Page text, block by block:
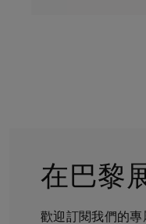
在巴黎
歡迎訂閱我們的專
守護永
De Beers 在全球
顧客服
無論您是透過線
De
De Beers 成立於